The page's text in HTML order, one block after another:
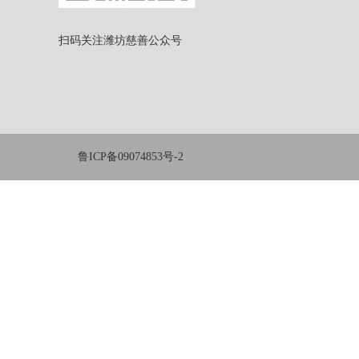
扫码关注潍坊慈善公众号
鲁ICP备09074853号-2